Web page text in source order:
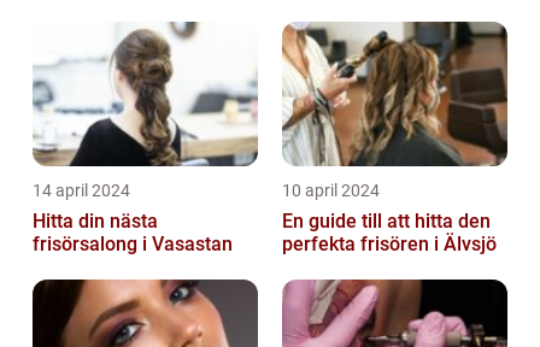
14 april 2024
Hitta din nästa
frisörsalong i Vasastan
10 april 2024
En guide till att hitta den
perfekta frisören i Älvsjö